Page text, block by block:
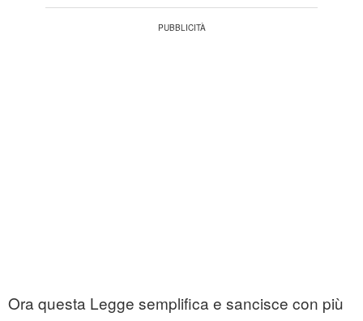
Ora questa Legge semplifica e sancisce con più